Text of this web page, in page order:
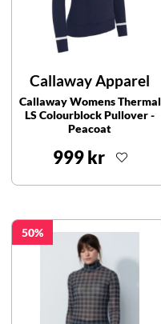
Callaway Apparel
Callaway Womens Thermal
LS Colourblock Pullover -
Peacoat
999 kr
50